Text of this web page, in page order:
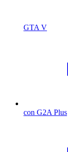
GTA V
con G2A Plus